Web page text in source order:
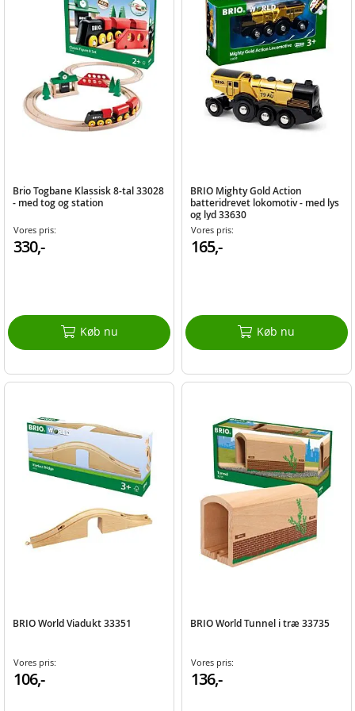
Brio Togbane Klassisk 8-tal 33028
- med tog og station
Vores pris:
330,-
Køb nu
BRIO Mighty Gold Action
batteridrevet lokomotiv - med lys
og lyd 33630
Vores pris:
165,-
Køb nu
BRIO World Viadukt 33351
Vores pris:
106,-
BRIO World Tunnel i træ 33735
Vores pris:
136,-